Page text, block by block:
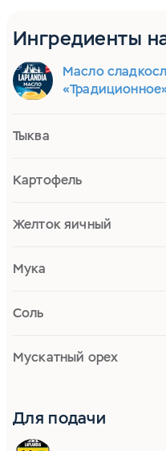
Ингредиенты
Масло
Тыква
Картофель
Желток яичный
Мука
Соль
Мускатный орех
Для подачи